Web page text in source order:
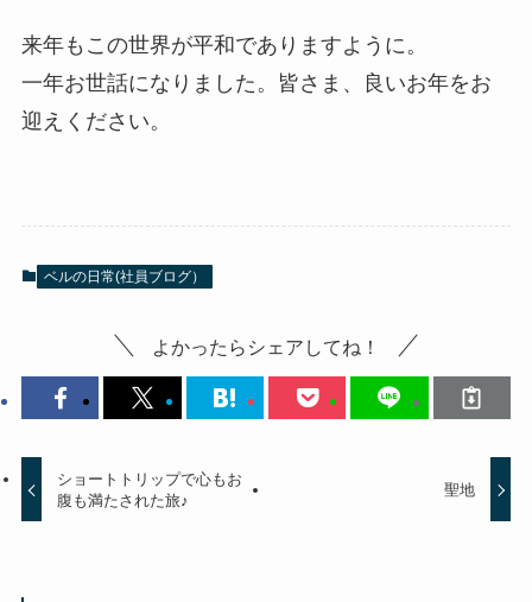
来年もこの世界が平和でありますように。
一年お世話になりました。皆さま、良いお年をお
迎えください。
ベルの日常(社員ブログ）
よかったらシェアしてね！
ショートトリップで心もお
腹も満たされた旅♪
聖地